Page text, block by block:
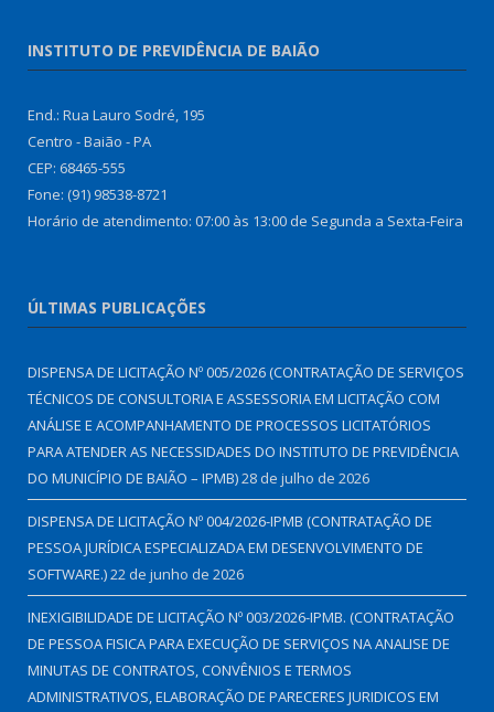
INSTITUTO DE PREVIDÊNCIA DE BAIÃO
End.: Rua Lauro Sodré, 195
Centro - Baião - PA
CEP: 68465-555
Fone: (91) 98538-8721
Horário de atendimento: 07:00 às 13:00 de Segunda a Sexta-Feira
ÚLTIMAS PUBLICAÇÕES
DISPENSA DE LICITAÇÃO Nº 005/2026 (CONTRATAÇÃO DE SERVIÇOS
TÉCNICOS DE CONSULTORIA E ASSESSORIA EM LICITAÇÃO COM
ANÁLISE E ACOMPANHAMENTO DE PROCESSOS LICITATÓRIOS
PARA ATENDER AS NECESSIDADES DO INSTITUTO DE PREVIDÊNCIA
DO MUNICÍPIO DE BAIÃO – IPMB)28 de julho de 2026
DISPENSA DE LICITAÇÃO Nº 004/2026-IPMB (CONTRATAÇÃO DE
PESSOA JURÍDICA ESPECIALIZADA EM DESENVOLVIMENTO DE
SOFTWARE.)22 de junho de 2026
INEXIGIBILIDADE DE LICITAÇÃO Nº 003/2026-IPMB. (CONTRATAÇÃO
DE PESSOA FISICA PARA EXECUÇÃO DE SERVIÇOS NA ANALISE DE
MINUTAS DE CONTRATOS, CONVÊNIOS E TERMOS
ADMINISTRATIVOS, ELABORAÇÃO DE PARECERES JURIDICOS EM